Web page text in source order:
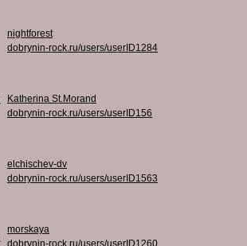
nightforest
dobrynin-rock.ru/users/userID1284
Katherina St.Morand
dobrynin-rock.ru/users/userID156
elchischev-dv
dobrynin-rock.ru/users/userID1563
morskaya
dobrynin-rock.ru/users/userID1260